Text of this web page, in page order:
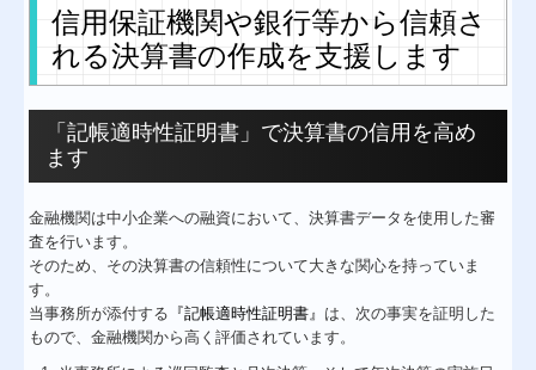
業務案内
交通案内
料金について
経営者お役立ち情報
経営革新等支援機関とは
TKCシステムのご紹介
信用保証機関や銀行等から信頼さ
れる決算書の作成を支援します
「記帳適時性証明書」で決算書の信用を高め
ます
金融機関は中小企業への融資において、決算書データを使用した審
査を行います。
そのため、その決算書の信頼性について大きな関心を持っていま
す。
当事務所が添付する 『記帳適時性証明書』 は、次の事実を証明した
もので、金融機関から高く評価されています。